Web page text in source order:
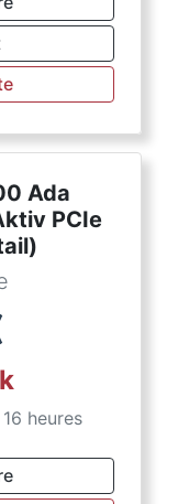
Ada
PCIe
heures